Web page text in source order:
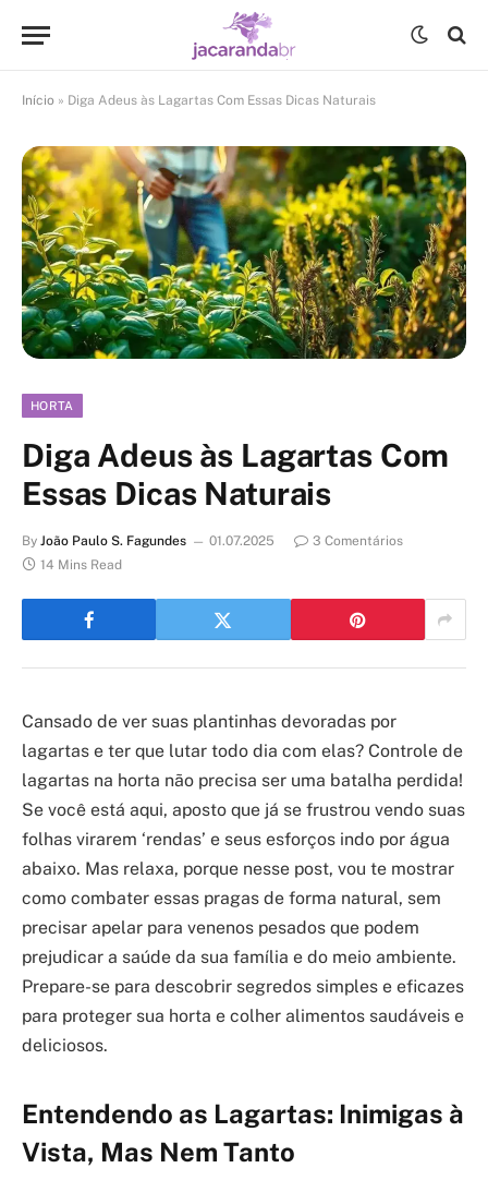
Início » Diga Adeus às Lagartas Com Essas Dicas Naturais
HORTA
Diga Adeus às Lagartas Com
Essas Dicas Naturais
By João Paulo S. Fagundes 01.07.2025
3 Comentários
14 Mins Read
Cansado de ver suas plantinhas devoradas por
lagartas e ter que lutar todo dia com elas? Controle de
lagartas na horta não precisa ser uma batalha perdida!
Se você está aqui, aposto que já se frustrou vendo suas
folhas virarem ‘rendas’ e seus esforços indo por água
abaixo. Mas relaxa, porque nesse post, vou te mostrar
como combater essas pragas de forma natural, sem
precisar apelar para venenos pesados que podem
prejudicar a saúde da sua família e do meio ambiente.
Prepare-se para descobrir segredos simples e eficazes
para proteger sua horta e colher alimentos saudáveis e
deliciosos.
Entendendo as Lagartas: Inimigas à
Vista, Mas Nem Tanto